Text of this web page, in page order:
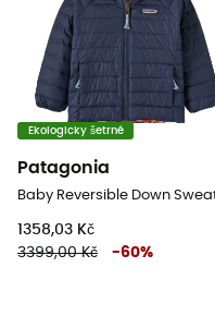
Ekologicky šetrné
Patagonia
1358,03 Kč
3399,00 Kč
-60%